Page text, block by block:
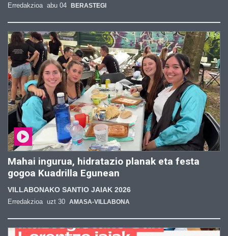
Erredakzioa abu 04 BERASTEGI
Mahai ingurua, hidratazio planak eta festa
gogoa Kuadrilla Egunean
VILLABONAKO SANTIO JAIAK 2026
Erredakzioa uzt 30 AMASA-VILLABONA